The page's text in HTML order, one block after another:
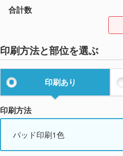
合計数
印刷方法と部位を選ぶ
印刷あり
印刷方法
パッド印刷1色